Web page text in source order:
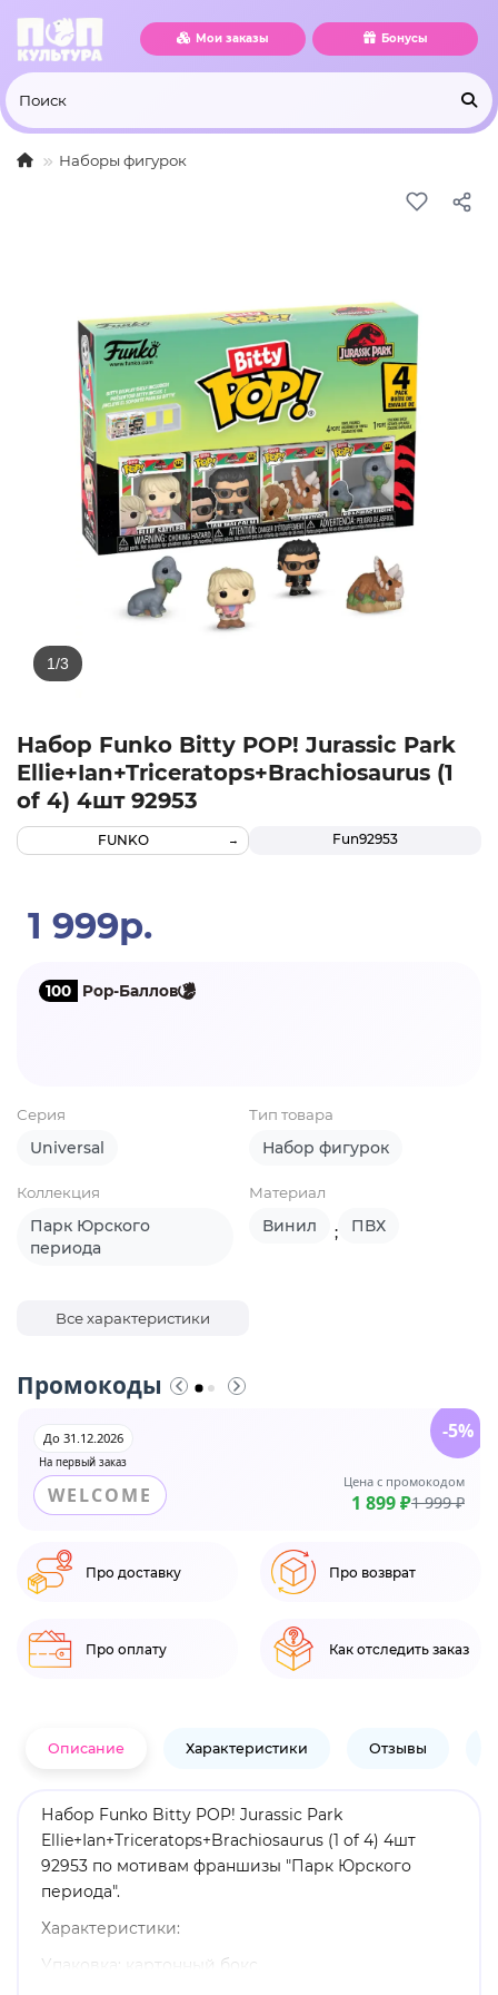
Мои заказы Бонусы
Наборы фигурок
Набор Funko Bitty POP! Jurassic Park
Ellie+Ian+Triceratops+Brachiosaurus (1
of 4) 4шт 92953
Fun92953
FUNKO
1 999р.
100 Pop-Баллов
Серия
Universal
Тип товара
Набор фигурок
Коллекция
Парк Юрского
периода
Материал
Винил ; ПВХ
Все характеристики
Промокоды
На первый заказ
До 31.12.2026
WELCOME
Цена с промокодом
1 899 ₽1 999 ₽
-5%
Про доставку Про возврат
Про оплату Как отследить заказ
Описание Характеристики Отзывы
Набор Funko Bitty POP! Jurassic Park
Ellie+Ian+Triceratops+Brachiosaurus (1 of 4) 4шт
92953 по мотивам франшизы "Парк Юрского
периода".
Характеристики:
Упаковка: картонный бокс.